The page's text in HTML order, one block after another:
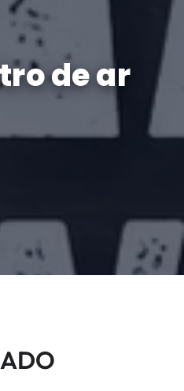
de ar